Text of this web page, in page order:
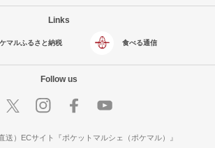
Links
マルふるさと納税 食べる通信
Follow us
送）ECサイト『ポケットマルシェ（ポケマル）』